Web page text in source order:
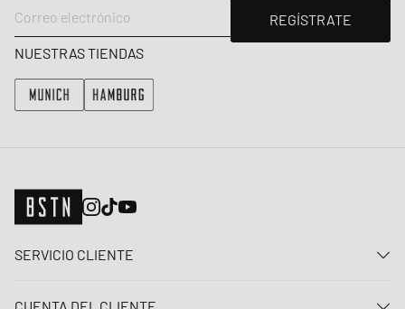
Correo electrónico
REGÍSTRATE
NUESTRAS TIENDAS
SERVICIO CLIENTE